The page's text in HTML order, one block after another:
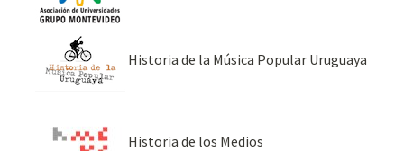
Historia de la Música Popular Uruguaya
Historia de los Medios